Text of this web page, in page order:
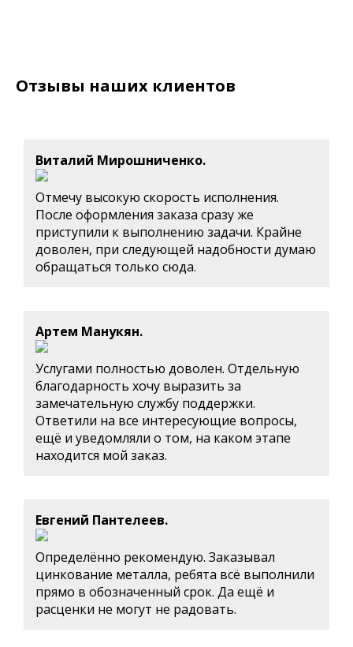
Отзывы наших клиентов
Виталий Мирошниченко.
Отмечу высокую скорость исполнения.
После оформления заказа сразу же
приступили к выполнению задачи. Крайне
доволен, при следующей надобности думаю
обращаться только сюда.
Артем Манукян.
Услугами полностью доволен. Отдельную
благодарность хочу выразить за
замечательную службу поддержки.
Ответили на все интересующие вопросы,
ещё и уведомляли о том, на каком этапе
находится мой заказ.
Евгений Пантелеев.
Определённо рекомендую. Заказывал
цинкование металла, ребята всё выполнили
прямо в обозначенный срок. Да ещё и
расценки не могут не радовать.